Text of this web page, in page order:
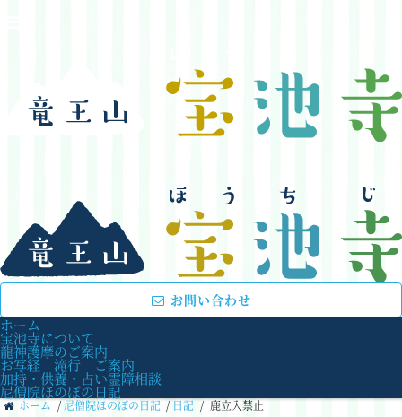
お問い合わせ
ホーム
宝池寺について
龍神護摩のご案内
お写経 滝行 ご案内
加持・供養・占い霊障相談
尼僧院ほのぼの日記
ホーム / 尼僧院ほのぼの日記 / 日記 / 鹿立入禁止